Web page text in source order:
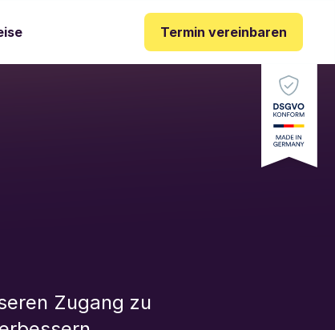
Termin vereinbaren
Zugang zu